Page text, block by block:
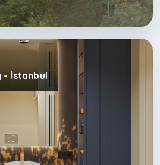
- İstanbul